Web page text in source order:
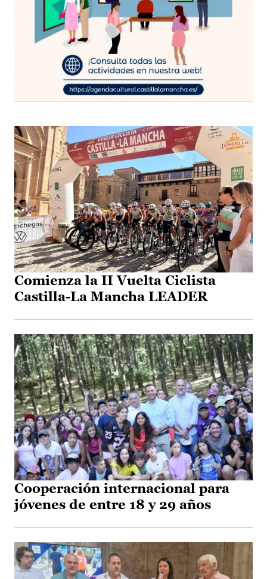
Comienza la II Vuelta Ciclista
Castilla-La Mancha LEADER
Cooperación internacional para
jóvenes de entre 18 y 29 años